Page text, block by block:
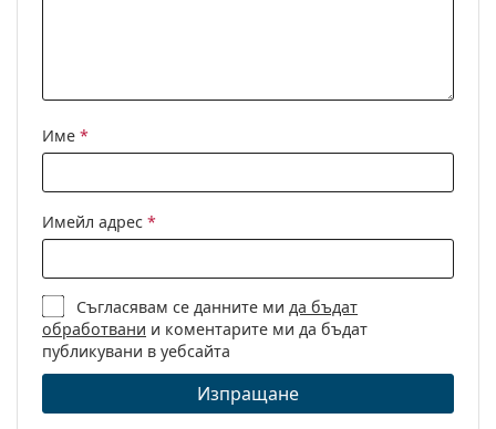
диоптри:
Име *
Имейл адрес *
Съгласявам се данните ми да бъдат
обработвани и коментарите ми да бъдат
публикувани в уебсайта
Изпращане